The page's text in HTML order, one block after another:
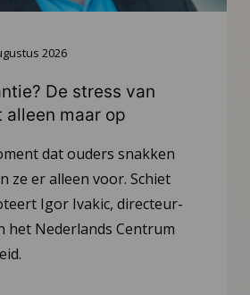
2026
De stress van
alleen maar op
dat ouders snakken
ze er alleen voor. Schiet
Igor Ivakic, directeur-
het Nederlands Centrum